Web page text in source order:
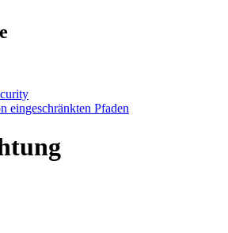
eingeschränkten Pfaden